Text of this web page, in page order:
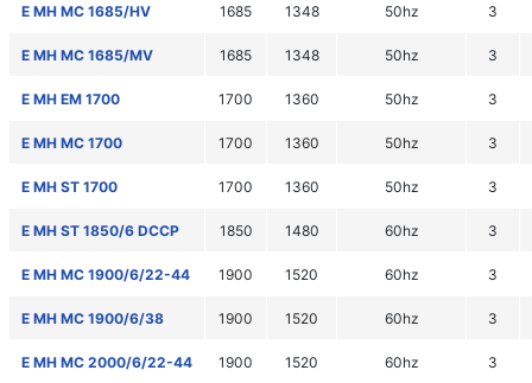
E MH MC 1685/HV 1685 1348 50hz 3
E MH MC 1685/MV 1685 1348 50hz 3
E MH EM 1700 1700 1360 50hz 3
E MH MC 1700 1700 1360 50hz 3
E MH ST 1700 1700 1360 50hz 3
E MH ST 1850/6 DCCP 1850 1480 60hz 3
E MH MC 1900/6/22-44 1900 1520 60hz 3
E MH MC 1900/6/38 1900 1520 60hz 3
E MH MC 2000/6/22-44 1900 1520 60hz 3